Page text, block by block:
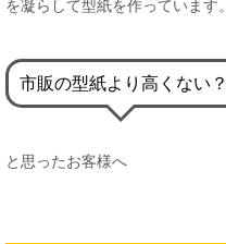
を凝らして型紙を作っています。
市販の型紙より高くない？
と思ったお客様へ